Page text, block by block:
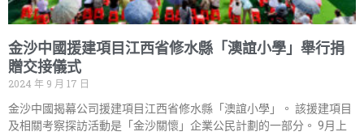
金沙中國援建項目江西省修水縣「澳誼小學」舉行捐
贈交接儀式
2024 年 9 月 17 日
金沙中國揭幕公司援建項目江西省修水縣「澳誼小學」。 該援建項目
及相關考察探訪活動是「金沙關懷」企業公民計劃的一部分。 9月上